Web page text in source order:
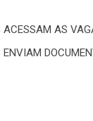
AS